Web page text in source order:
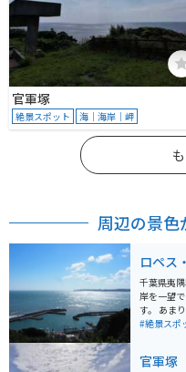
官軍塚
絶景スポット 海｜海岸｜岬
周辺の景色
ロペス
千葉県夷
岸を一望
す。 あまり有名な観光名所ではないため比較的空いてい
ることが
#絶景スポ
官軍塚